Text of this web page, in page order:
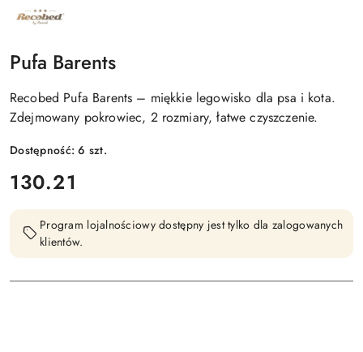
NAZWA
PRODUCENTA:
Pufa Barents
Recobed Pufa Barents – miękkie legowisko dla psa i kota.
Zdejmowany pokrowiec, 2 rozmiary, łatwe czyszczenie.
Dostępność:6 szt.
cena:
130.21
Program lojalnościowy dostępny jest tylko dla zalogowanych
klientów.